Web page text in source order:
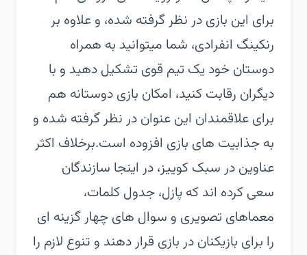
برای این بازی در نظر گرفته شده، و علاوه بر
رنکینگ انفرادی، شما میتوانید به همراه
دوستان خود یک تیم قوی تشکیل دهید و با
دیگران رقابت کنید، امکان بازی دوستانه هم
برای علاقمندان این عنوان در نظر گرفته شده و
به جذابیت های بازی افزوده است.برخلاف اکثر
عناوین در سبک کوییز، در اینجا سازندگان
سعی کرده اند که پازل، جدول کلمات،
معماهای تصویری و سوال های چهار گزینه ای
را برای بازیکنان در بازی قرار دهند و تنوع لازم را